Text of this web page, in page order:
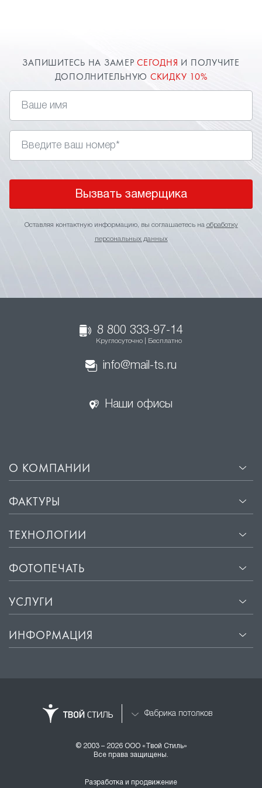
ЗАПИШИТЕСЬ НА ЗАМЕРСЕГОДНЯ И ПОЛУЧИТЕ
ДОПОЛНИТЕЛЬНУЮ СКИДКУ 10%
Вызвать замерщика
Оставляя контактную информацию, вы соглашаетесь на обработку
персональных данных
8 800 333-97-14
Круглосуточно | Бесплатно
info@mail-ts.ru
Наши офисы
О КОМПАНИИ
ФАКТУРЫ
ТЕХНОЛОГИИ
ФОТОПЕЧАТЬ
УСЛУГИ
ИНФОРМАЦИЯ
Фабрика потолков
© 2003 – 2026 ООО «Твой Стиль»
Все права защищены.
Разработка и продвижение